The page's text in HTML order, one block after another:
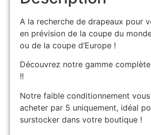
A la recherche de drapeaux pour
en prévision de la coupe du
ou de la coupe d’Europe !
Découvrez notre gamme
!!
Notre faible conditionnement vous
acheter par 5 uniquement, idéal
surstocker dans votre boutique !